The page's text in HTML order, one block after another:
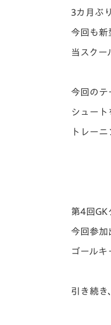
3カ月ぶ
今回も新
当スクー
今回のテ
シュート
トレー
第4回GK
今回参加
ゴールキ
引き続き